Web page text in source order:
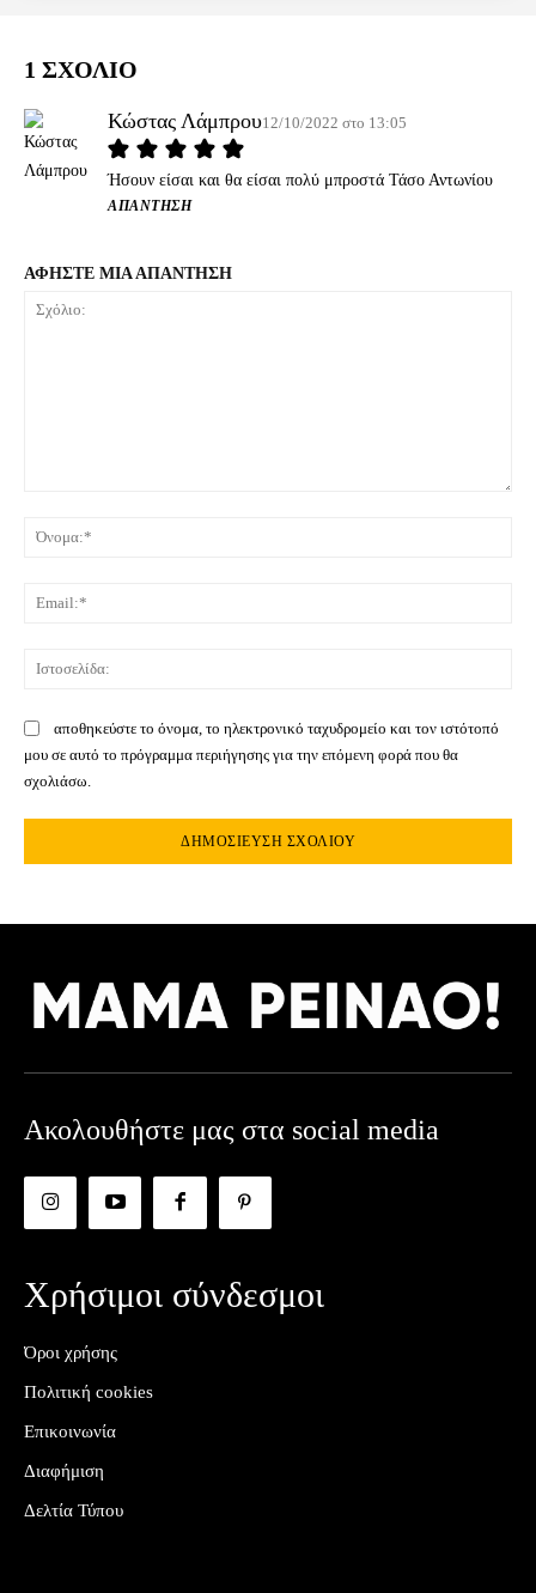
1 ΣΧΟΛΙΟ
Κώστας Λάμπρου12/10/2022 στο 13:05
Ήσουν είσαι και θα είσαι πολύ μπροστά Τάσο Αντωνίου
ΑΠΆΝΤΗΣΗ
ΑΦΗΣΤΕ ΜΙΑ ΑΠΑΝΤΗΣΗ
αποθηκεύστε το όνομα, το ηλεκτρονικό ταχυδρομείο και τον ιστότοπό
μου σε αυτό το πρόγραμμα περιήγησης για την επόμενη φορά που θα
σχολιάσω.
Ακολουθήστε μας στα social media
Χρήσιμοι σύνδεσμοι
Όροι χρήσης
Πολιτική cookies
Επικοινωνία
Διαφήμιση
Δελτία Τύπου